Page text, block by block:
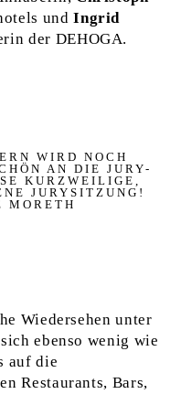
undIngrid
der DEHOGA.
WIRD NOCH
AN DIE JURY-
KURZWEILIGE,
JURYSITZUNG!
MORETH
Wiedersehen unter
ebenso wenig wie
auf die
Restaurants, Bars,